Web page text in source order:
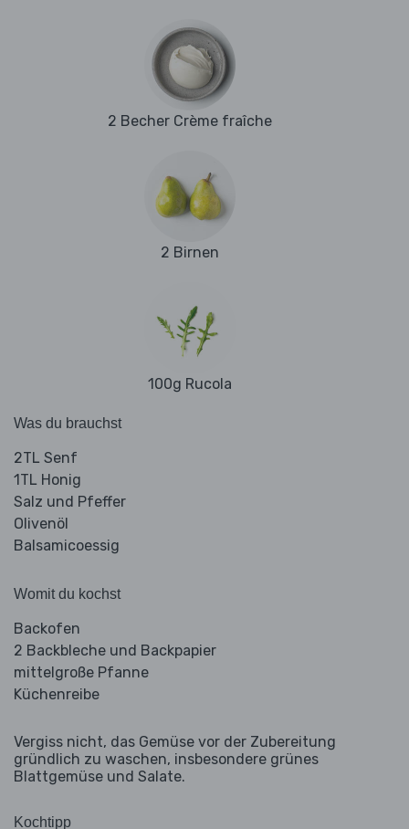
2 Becher Crème fraîche
2 Birnen
100g Rucola
Was du brauchst
2TL Senf
1TL Honig
Salz und Pfeffer
Olivenöl
Balsamicoessig
Womit du kochst
Backofen
2 Backbleche und Backpapier
mittelgroße Pfanne
Küchenreibe
Vergiss nicht, das Gemüse vor der Zubereitung
gründlich zu waschen, insbesondere grünes
Blattgemüse und Salate.
Kochtipp